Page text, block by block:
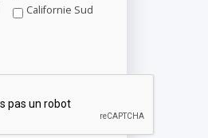
Californie Sud